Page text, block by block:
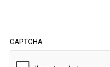
CAPTCHA